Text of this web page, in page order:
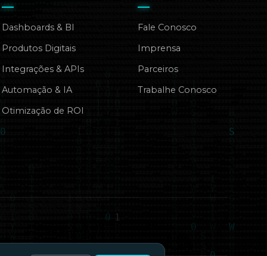
Dashboards & BI
Produtos Digitais
Integrações & APIs
Automação & IA
Otimização de ROI
Fale Conosco
Imprensa
Parceiros
Trabalhe Conosco